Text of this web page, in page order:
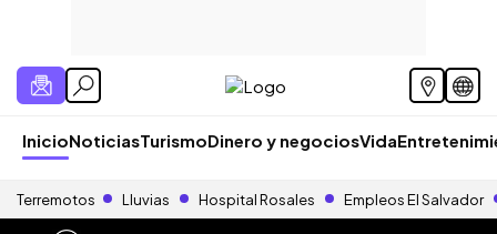
InicioNoticiasTurismoDinero y negociosVida
Terremotos Lluvias Hospital Rosales Empleos El Salvador